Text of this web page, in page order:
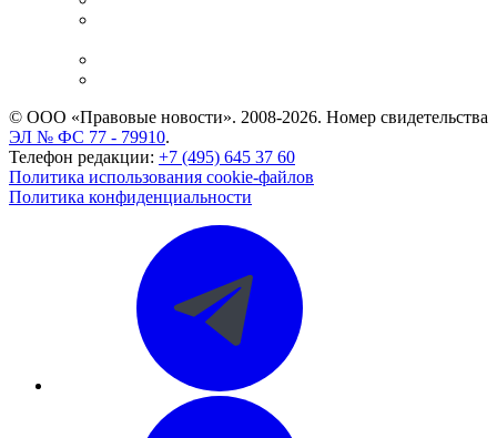
© ООО «Правовые новости». 2008-2026. Номер свидетельства
ЭЛ № ФС 77 - 79910.
Телефон редакции: +7 (495) 645 37 60
Политика использования cookie-файлов
Политика конфиденциальности